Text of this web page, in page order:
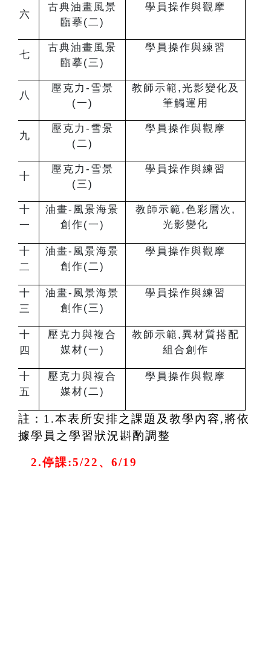
六
古典油畫風景
臨摹(二)
學員操作與觀摩
七
古典油畫風景
臨摹(三)
學員操作與練習
八
壓克力-雪景
(一)
教師示範,光影變化及
筆觸運用
九
壓克力-雪景
(二)
學員操作與觀摩
十
壓克力-雪景
(三)
學員操作與練習
十
一
油畫-風景海景
創作(一)
教師示範,色彩層次,
光影變化
十
二
油畫-風景海景
創作(二)
學員操作與觀摩
十
三
油畫-風景海景
創作(三)
學員操作與練習
十
四
壓克力與複合
媒材(一)
教師示範,異材質搭配
組合創作
十
五
壓克力與複合
媒材(二)
學員操作與觀摩
註：1.本表所安排之課題及教學內容,將依
據學員之學習狀況斟酌調整
2.停課:5/22 、6/19